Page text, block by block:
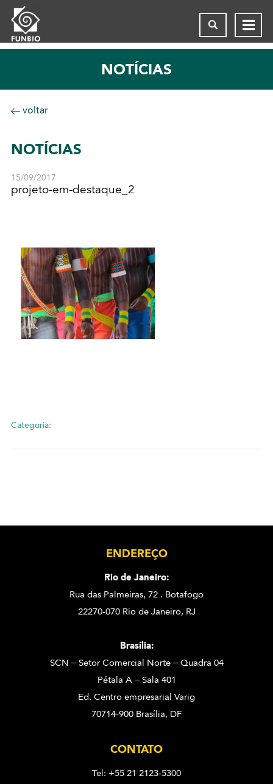
NOTÍCIAS
voltar
NOTÍCIAS
15/09/2017
projeto-em-destaque_2
Categoria:
ENDEREÇO
Rio de Janeiro:
Rua das Palmeiras, 72 . Botafogo
22270-070 Rio de Janeiro, RJ
Brasília:
SCN – Setor Comercial Norte – Quadra 04
Pétala A – Sala 401
Ed. Centro empresarial Varig
70714-900 Brasília, DF
CONTATO
Tel: +55 21 2123-5300